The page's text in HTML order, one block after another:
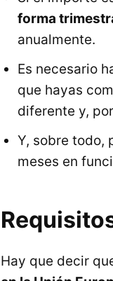
forma
anualmente.
Es necesario
que hayas
diferente y,
Y, sobre todo,
meses en
Hay que decir